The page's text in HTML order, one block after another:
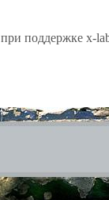
при поддержке x-